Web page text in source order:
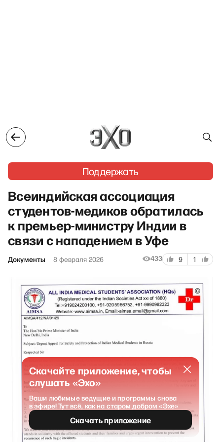
Поддержать
Всеиндийская ассоциация
студентов-медиков обратилась
к премьер-министру Индии в
связи с нападением в Уфе
Документы 8 февраля 2026 433 9 1
Скачайте приложение, чтобы
слушать «Эхо»
Ваши любимые ведущие и программы снова
в эфире! Тут всё, как на старом добром «Эхе»
Скачать приложение